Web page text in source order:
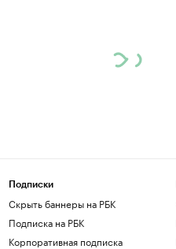
Подписки
Скрыть баннеры на РБК
Подписка на РБК
Корпоративная подписка